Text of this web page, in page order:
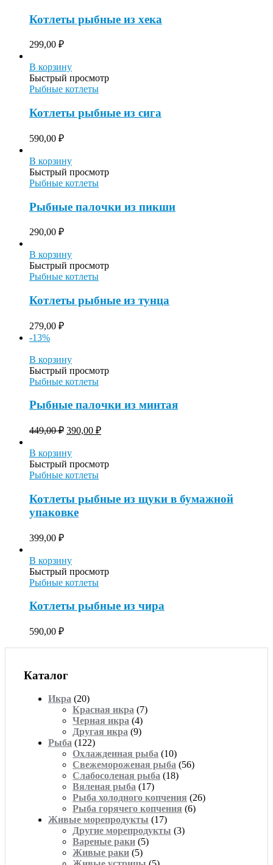
Котлеты рыбные из хека
299,00 ₽
В корзину
Быстрый просмотр
Рыбные котлеты
Котлеты рыбные из сига
590,00 ₽
В корзину
Быстрый просмотр
Рыбные котлеты
Рыбные палочки из пикши
290,00 ₽
В корзину
Быстрый просмотр
Рыбные котлеты
Котлеты рыбные из тунца
279,00 ₽
-13%
В корзину
Быстрый просмотр
Рыбные котлеты
Рыбные палочки из минтая
449,00₽ 390,00 ₽
В корзину
Быстрый просмотр
Рыбные котлеты
Котлеты рыбные из щуки в бумажной
упаковке
399,00 ₽
В корзину
Быстрый просмотр
Рыбные котлеты
Котлеты рыбные из чира
590,00 ₽
Каталог
Икра (20)
Красная икра (7)
Черная икра (4)
Другая икра (9)
Рыба (122)
Охлажденная рыба (10)
Свежемороженая рыба (56)
Слабосоленая рыба (18)
Вяленая рыба (17)
Рыба холодного копчения (26)
Рыба горячего копчения (6)
Живые морепродукты (17)
Другие морепродукты (3)
Вареные раки (5)
Живые раки (5)